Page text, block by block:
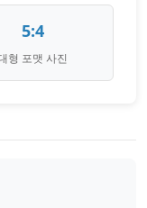
5:4
형 포맷 사진